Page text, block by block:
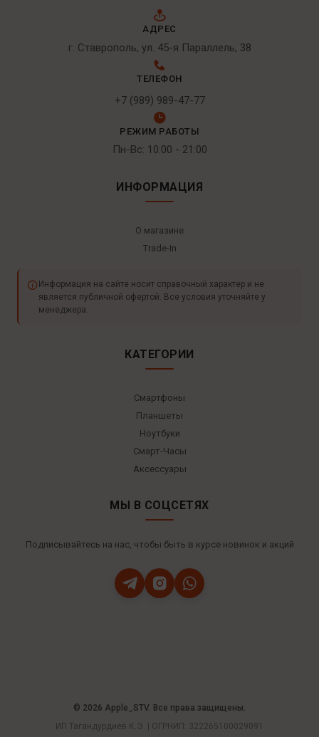
АДРЕС
г. Ставрополь, ул. 45-я Параллель, 38
ТЕЛЕФОН
+7 (989) 989-47-77
РЕЖИМ РАБОТЫ
Пн-Вс: 10:00 - 21:00
ИНФОРМАЦИЯ
О магазине
Trade-In
Информация на сайте носит справочный характер и не
является публичной офертой. Все условия уточняйте у
менеджера.
КАТЕГОРИИ
Смартфоны
Планшеты
Ноутбуки
Смарт-Часы
Аксессуары
МЫ В СОЦСЕТЯХ
Подписывайтесь на нас, чтобы быть в курсе новинок и акций
© 2026 Apple_STV. Все права защищены.
ИП Тагандурдиев К.Э. | ОГРНИП: 322265100029091